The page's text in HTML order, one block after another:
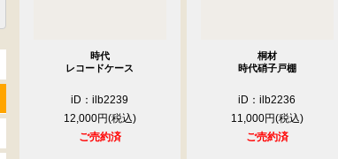
時代
レコードケース
iD：ilb2239
12,000円
ご売約済
桐材
時代硝子戸棚
iD：ilb2236
11,000円
ご売約済